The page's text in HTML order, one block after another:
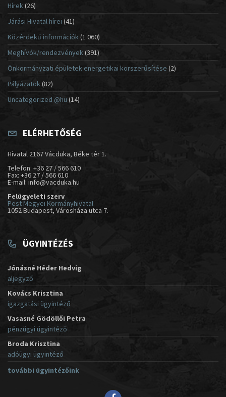
Hírek(26)
Járási Hivatal hírei (41)
Közérdekű információk(1 060)
Meghívók/rendezvények (391)
Önkormányzati épületek energetikai korszerűsítése (2)
Pályázatok (82)
Uncategorized @hu (14)
ELÉRHETŐSÉG
Hivatal 2167 Vácduka, Béke tér 1.
Telefon: +36 27 / 566 610
Fax: +36 27 / 566 610
E-mail: info@vacduka.hu
Felügyeleti szerv
Pest Megyei Kormányhivatal
1052 Budapest, Városháza utca 7.
ÜGYINTÉZÉS
Jónásné Héder Hedvig
aljegyző
Kovács Krisztina
igazgatási ügyintéző
Vasasné Gödöllői Petra
pénzügyi ügyintéző
Broda Krisztina
adóügyi ügyintéző
további ügyintézőink